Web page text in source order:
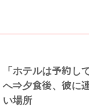
「ホテルは予約
へ⇒夕食後、彼に
い場所